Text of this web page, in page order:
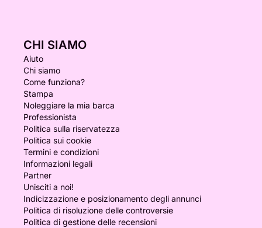
CHI SIAMO
Aiuto
Chi siamo
Come funziona?
Stampa
Noleggiare la mia barca
Professionista
Politica sulla riservatezza
Politica sui cookie
Termini e condizioni
Informazioni legali
Partner
Unisciti a noi!
Indicizzazione e posizionamento degli annunci
Politica di risoluzione delle controversie
Politica di gestione delle recensioni